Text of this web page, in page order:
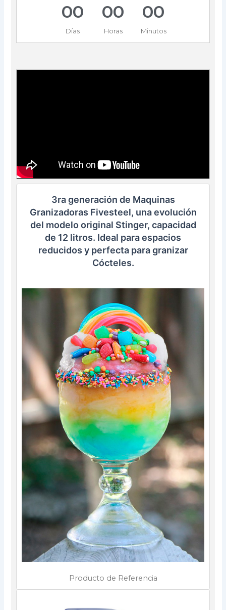
00
Días
00
Horas
00
Minutos
3ra generación de Maquinas
Granizadoras Fivesteel, una evolución
del modelo original Stinger, capacidad
de 12 litros. Ideal para espacios
reducidos y perfecta para granizar
Cócteles.
Producto de Referencia